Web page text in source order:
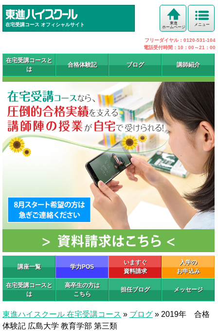
在宅受講コース オフィシャルサイト メニュー
東進
ホームページ
フリーダイヤル：0120-531-104
電話受付時間：10：00～21：00
在宅受講コースと
は
合格体験記 ブログ 講師紹介
講座一覧 学力POS
いますぐ
資料請求
入学の
お申込み
在宅受講コースと
は
高卒生の方は
こちら
担任ブログ メッセージ
東進ハイスクール 在宅受講コース » ブログ » 2019年 合格
体験記 広島大学 教育学部 第三類